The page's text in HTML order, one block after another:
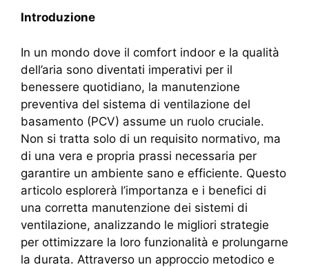
Introduzione
In un mondo dove il comfort indoor e la qualità
dell’aria sono diventati imperativi per il
benessere quotidiano, la manutenzione
preventiva del sistema di ventilazione del
basamento (PCV) assume un ruolo cruciale.
Non si tratta solo di un requisito normativo, ma
di una vera e propria prassi necessaria per
garantire un ambiente sano e efficiente. Questo
articolo esplorerà l’importanza e i benefici di
una corretta manutenzione dei sistemi di
ventilazione, analizzando le migliori strategie
per ottimizzare la loro funzionalità e prolungarne
la durata. Attraverso un approccio metodico e